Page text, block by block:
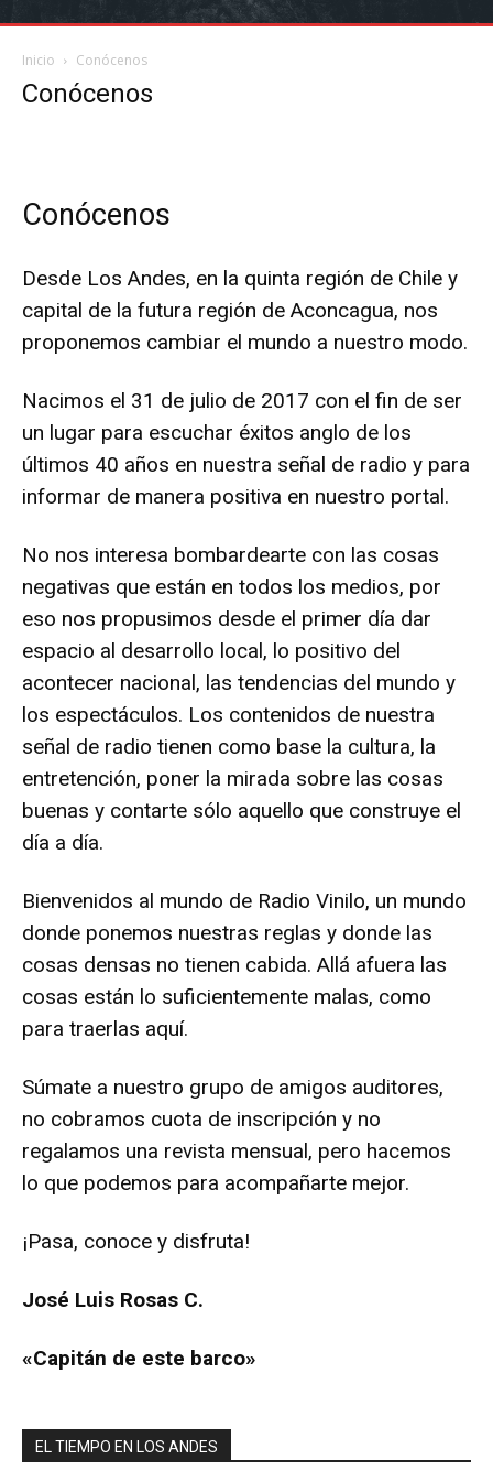
Inicio Conócenos
Conócenos
Conócenos
Desde Los Andes, en la quinta región de Chile y
capital de la futura región de Aconcagua, nos
proponemos cambiar el mundo a nuestro modo.
Nacimos el 31 de julio de 2017 con el fin de ser
un lugar para escuchar éxitos anglo de los
últimos 40 años en nuestra señal de radio y para
informar de manera positiva en nuestro portal.
No nos interesa bombardearte con las cosas
negativas que están en todos los medios, por
eso nos propusimos desde el primer día dar
espacio al desarrollo local, lo positivo del
acontecer nacional, las tendencias del mundo y
los espectáculos. Los contenidos de nuestra
señal de radio tienen como base la cultura, la
entretención, poner la mirada sobre las cosas
buenas y contarte sólo aquello que construye el
día a día.
Bienvenidos al mundo de Radio Vinilo, un mundo
donde ponemos nuestras reglas y donde las
cosas densas no tienen cabida. Allá afuera las
cosas están lo suficientemente malas, como
para traerlas aquí.
Súmate a nuestro grupo de amigos auditores,
no cobramos cuota de inscripción y no
regalamos una revista mensual, pero hacemos
lo que podemos para acompañarte mejor.
¡Pasa, conoce y disfruta!
José Luis Rosas C.
«Capitán de este barco»
EL TIEMPO EN LOS ANDES